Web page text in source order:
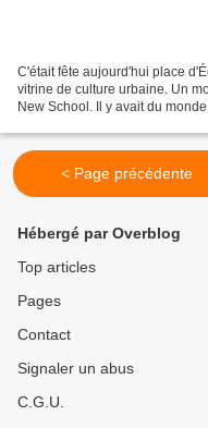
C'était fête aujourd'hui place
vitrine de culture urbaine. Un
New School. Il y avait du
< Page précédente
Hébergé par Overblog
Top articles
Pages
Contact
Signaler un abus
C.G.U.